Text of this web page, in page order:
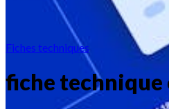
Fiches techniques
fiche